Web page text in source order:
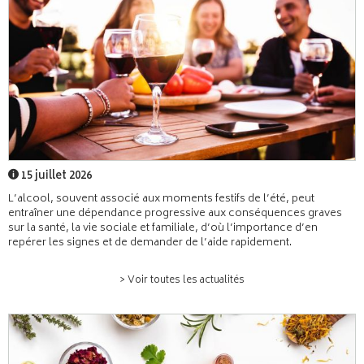
15 juillet 2026
L’alcool, souvent associé aux moments festifs de l’été, peut
entraîner une dépendance progressive aux conséquences graves
sur la santé, la vie sociale et familiale, d’où l’importance d’en
repérer les signes et de demander de l’aide rapidement.
> Voir toutes les actualités